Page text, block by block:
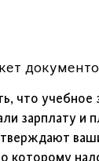
что учебное
зарплату и
ваши